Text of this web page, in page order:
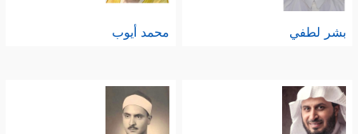
بشر لطفي محمد أيوب